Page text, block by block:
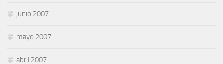
junio 2007
mayo 2007
abril 2007